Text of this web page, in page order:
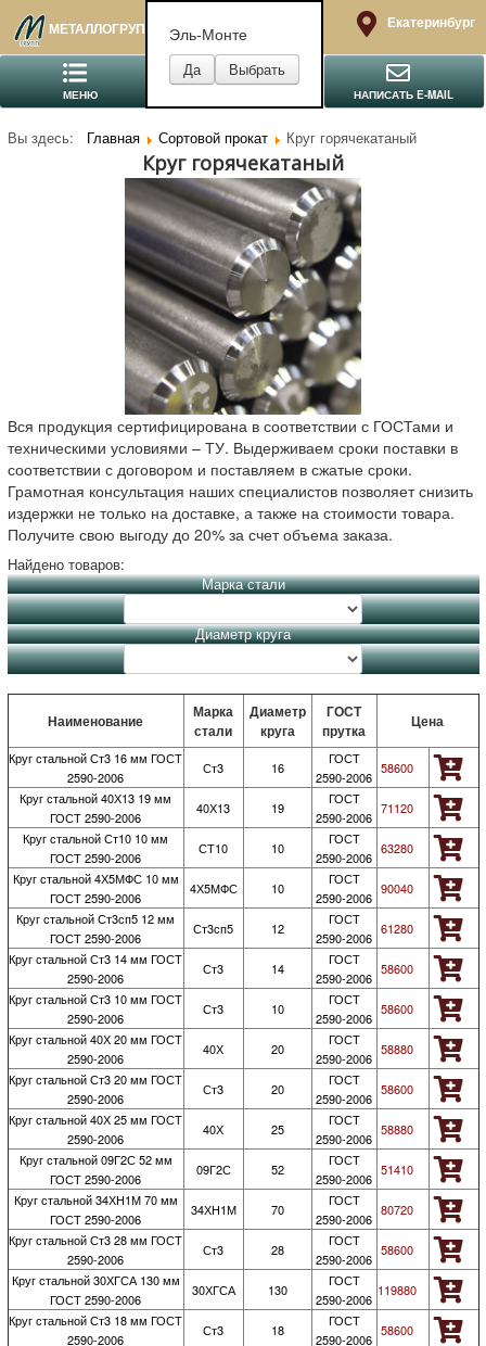
МЕТАЛЛОГРУПП Екатеринбург
МЕНЮ НАПИСАТЬ E-MAIL
Вы здесь: Главная Сортовой прокат Круг горячекатаный
Круг горячекатаный
Вся продукция сертифицирована в соответствии с ГОСТами и
техническими условиями – ТУ. Выдерживаем сроки поставки в
соответствии с договором и поставляем в сжатые сроки.
Грамотная консультация наших специалистов позволяет снизить
издержки не только на доставке, а также на стоимости товара.
Получите свою выгоду до 20% за счет объема заказа.
Найдено товаров:
Марка стали
Диаметр круга
Наименование
Марка
стали
Диаметр
круга
ГОСТ
прутка
Цена
Круг стальной Ст3 16 мм ГОСТ
2590-2006
Ст3 16
ГОСТ
2590-2006
58600
Круг стальной 40Х13 19 мм
ГОСТ 2590-2006
40Х13 19
ГОСТ
2590-2006
71120
Круг стальной Ст10 10 мм
ГОСТ 2590-2006
СТ10 10
ГОСТ
2590-2006
63280
Круг стальной 4Х5МФС 10 мм
ГОСТ 2590-2006
4Х5МФС 10
ГОСТ
2590-2006
90040
Круг стальной Ст3сп5 12 мм
ГОСТ 2590-2006
Ст3сп5 12
ГОСТ
2590-2006
61280
Круг стальной Ст3 14 мм ГОСТ
2590-2006
Ст3 14
ГОСТ
2590-2006
58600
Круг стальной Ст3 10 мм ГОСТ
2590-2006
Ст3 10
ГОСТ
2590-2006
58600
Круг стальной 40Х 20 мм ГОСТ
2590-2006
40Х 20
ГОСТ
2590-2006
58880
Круг стальной Ст3 20 мм ГОСТ
2590-2006
Ст3 20
ГОСТ
2590-2006
58600
Круг стальной 40Х 25 мм ГОСТ
2590-2006
40Х 25
ГОСТ
2590-2006
58880
Круг стальной 09Г2С 52 мм
ГОСТ 2590-2006
09Г2С 52
ГОСТ
2590-2006
51410
Круг стальной 34ХН1М 70 мм
ГОСТ 2590-2006
34ХН1М 70
ГОСТ
2590-2006
80720
Круг стальной Ст3 28 мм ГОСТ
2590-2006
Ст3 28
ГОСТ
2590-2006
58600
Круг стальной 30ХГСА 130 мм
ГОСТ 2590-2006
30ХГСА 130
ГОСТ
2590-2006
119880
Круг стальной Ст3 18 мм ГОСТ
2590-2006
Ст3 18
ГОСТ
2590-2006
58600
Эль-Монте